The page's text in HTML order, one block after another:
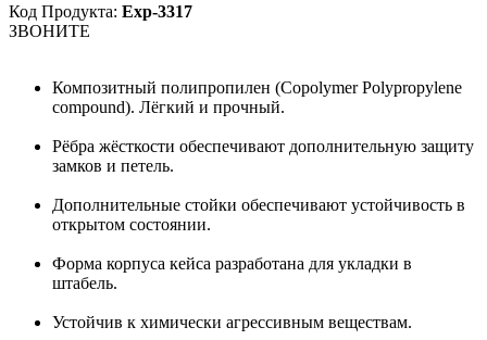
Код Продукта: Exp-3317
ЗВОНИТЕ
Композитный полипропилен (Copolymer Polypropylene
compound). Лёгкий и прочный.
Рёбра жёсткости обеспечивают дополнительную защиту
замков и петель.
Дополнительные стойки обеспечивают устойчивость в
открытом состоянии.
Форма корпуса кейса разработана для укладки в
штабель.
Устойчив к химически агрессивным веществам.